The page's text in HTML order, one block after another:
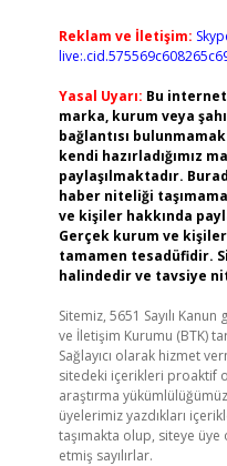
Reklam ve İletişim:
Yasal Uyarı: Bu
marka, kurum veya
bağlantısı
kendi hazırladığımız
paylaşılmaktadır.
haber niteliği
ve kişiler hakkında
Gerçek kurum ve
tamamen tesadüfidir.
halindedir ve tavsiye
Sitemiz, 5651 Sayılı
ve İletişim Kurumu (BTK)
Sağlayıcı olarak hizmet
sitedeki içerikleri proaktif
araştırma
üyelerimiz yazdıkları
taşımakta olup, siteye
etmiş sayılırlar.